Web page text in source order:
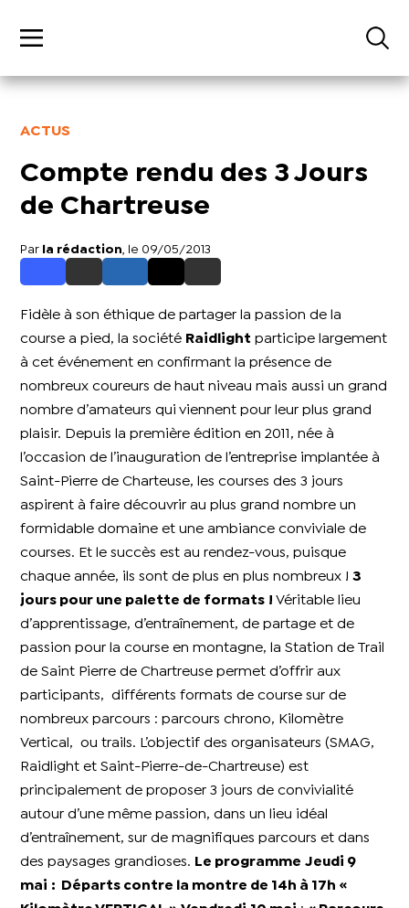
ACTUS
Compte rendu des 3 Jours
de Chartreuse
Par la rédaction , le 09/05/2013
Fidèle à son éthique de partager la passion de la
course a pied, la société Raidlight participe largement
à cet événement en confirmant la présence de
nombreux coureurs de haut niveau mais aussi un grand
nombre d’amateurs qui viennent pour leur plus grand
plaisir. Depuis la première édition en 2011, née à
l’occasion de l’inauguration de l’entreprise implantée à
Saint-Pierre de Charteuse, les courses des 3 jours
aspirent à faire découvrir au plus grand nombre un
formidable domaine et une ambiance conviviale de
courses. Et le succès est au rendez-vous, puisque
chaque année, ils sont de plus en plus nombreux !3
jours pour une palette de formats ! Véritable lieu
d’apprentissage, d’entraînement, de partage et de
passion pour la course en montagne, la Station de Trail
de Saint Pierre de Chartreuse permet d’offrir aux
participants, différents formats de course sur de
nombreux parcours : parcours chrono, Kilomètre
Vertical, ou trails. L’objectif des organisateurs (SMAG,
Raidlight et Saint-Pierre-de-Chartreuse) est
principalement de proposer 3 jours de convivialité
autour d’une même passion, dans un lieu idéal
d’entraînement, sur de magnifiques parcours et dans
des paysages grandioses.
Le programme Jeudi 9
mai : Départs contre la montre de 14h à 17h «